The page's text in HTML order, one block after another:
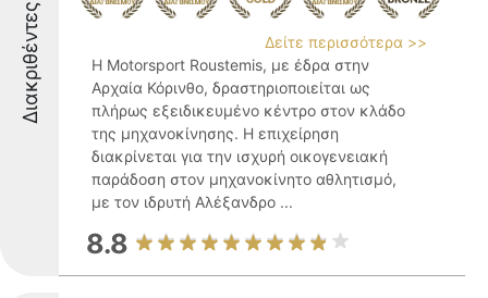
Διακριθέντες
Δείτε περισσότερα >>
Η Motorsport Roustemis, με έδρα στην
Αρχαία Κόρινθο, δραστηριοποιείται ως
πλήρως εξειδικευμένο κέντρο στον κλάδο
της μηχανοκίνησης. Η επιχείρηση
διακρίνεται για την ισχυρή οικογενειακή
παράδοση στον μηχανοκίνητο αθλητισμό,
με τον ιδρυτή Αλέξανδρο ...
8.8